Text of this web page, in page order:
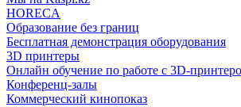
HORECA
Образование без границ
Бесплатная демонстрация оборудования
3D принтеры
Онлайн обучение по работе с 3D-
Конференц-залы
Коммерческий кинопоказ